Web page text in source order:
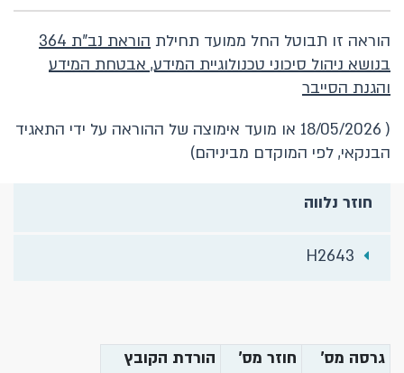
הוראה זו תבוטל החל ממועד תחילת
הוראת נב"ת 364
בנושא ניהול סיכוני טכנולוגיית המידע, אבטחת המידע
והגנת הסייבר
( 18/05/2026 או מועד אימוצה של ההוראה על ידי התאגיד
הבנקאי, לפי המוקדם מביניהם)
חוזר נלווה
H2643
גרסה מס' חוזר מס'
הורדת הקובץ